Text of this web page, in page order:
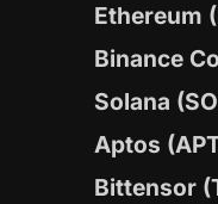
Ethereum
Binance
Solana
Aptos
Bittensor